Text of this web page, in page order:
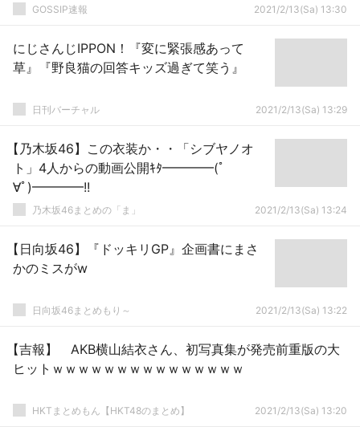
GOSSIP速報 2021/2/13(Sa) 13:30
にじさんじIPPON！『変に緊張感あって
草』『野良猫の回答キッズ過ぎて笑う』
日刊バーチャル 2021/2/13(Sa) 13:29
【乃木坂46】この衣装か・・「シブヤノオ
ト」4人からの動画公開ｷﾀ━━━━(ﾟ
∀ﾟ)━━━━!!
乃木坂46まとめの「ま」 2021/2/13(Sa) 13:24
【日向坂46】『ドッキリGP』企画書にまさ
かのミスがw
日向坂46まとめもり～ 2021/2/13(Sa) 13:22
【吉報】 AKB横山結衣さん、初写真集が発売前重版の大
ヒットｗｗｗｗｗｗｗｗｗｗｗｗｗｗｗ
HKTまとめもん【HKT48のまとめ】 2021/2/13(Sa) 13:20